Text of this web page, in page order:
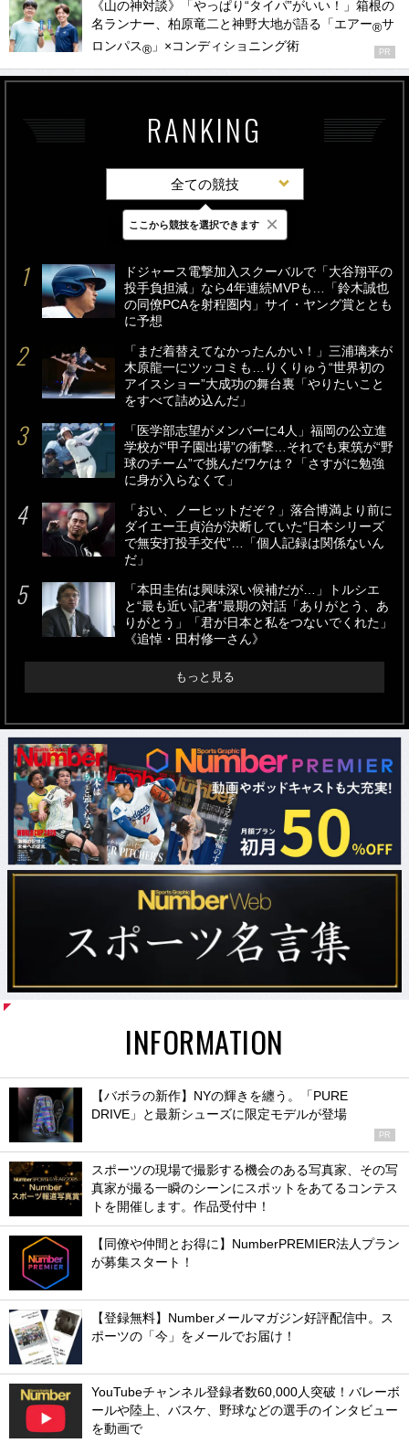
《山の神対談》「やっぱり“タイパ”がいい！」箱根の
名ランナー、柏原竜二と神野大地が語る「エアー®サ
ロンパス® 」×コンディショニング術 PR
RANKING
全ての競技
最新 24時間 週間
ドジャース電撃加入スクーバルで「大谷翔平の
投手負担減」なら4年連続MVPも…「鈴木誠也
の同僚PCAを射程圏内」サイ・ヤング賞ととも
に予想
「まだ着替えてなかったんかい！」三浦璃来が
木原龍一にツッコミも…りくりゅう“世界初の
アイスショー”大成功の舞台裏「やりたいこと
をすべて詰め込んだ」
「医学部志望がメンバーに4人」福岡の公立進
学校が“甲子園出場”の衝撃…それでも東筑が“野
球のチーム”で挑んだワケは？「さすがに勉強
に身が入らなくて」
「おい、ノーヒットだぞ？」落合博満より前に
ダイエー王貞治が決断していた“日本シリーズ
で無安打投手交代”…「個人記録は関係ないん
だ」
「本田圭佑は興味深い候補だが…」トルシエ
と“最も近い記者”最期の対話「ありがとう、あ
りがとう」「君が日本と私をつないでくれた」
《追悼・田村修一さん》
もっと見る
INFORMATION
【バボラの新作】NYの輝きを纏う。「PURE
DRIVE」と最新シューズに限定モデルが登場
PR
スポーツの現場で撮影する機会のある写真家、その写
真家が撮る一瞬のシーンにスポットをあてるコンテス
トを開催します。作品受付中！
【同僚や仲間とお得に】NumberPREMIER法人プラン
が募集スタート！
【登録無料】Numberメールマガジン好評配信中。ス
ポーツの「今」をメールでお届け！
YouTubeチャンネル登録者数60,000人突破！バレーボ
ールや陸上、バスケ、野球などの選手のインタビュー
を動画で
ここから競技を選択できます ×